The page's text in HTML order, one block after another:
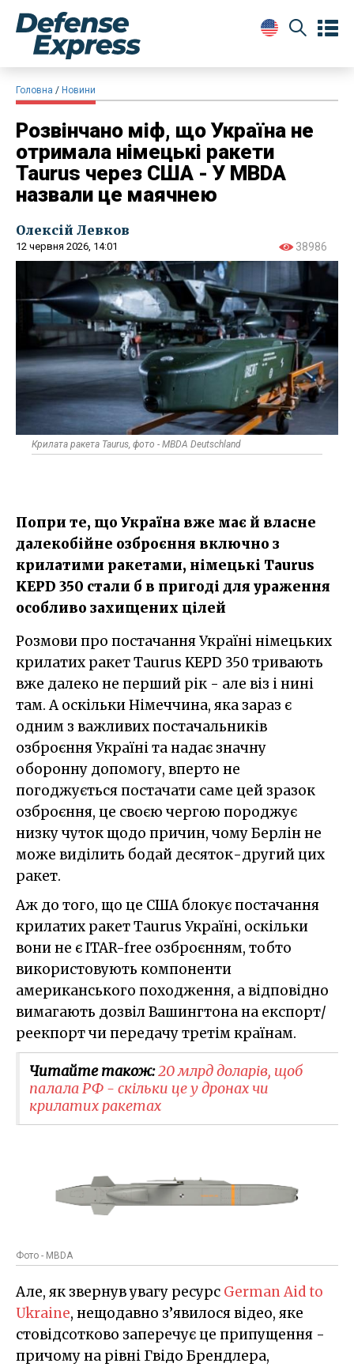
Головна Новини
Розвінчано міф, що Україна не
отримала німецькі ракети
Taurus через США - У MBDA
назвали це маячнею
Олексій Левков
12 червня 2026, 14:01 38986
Крилата ракета Taurus, фото - MBDA Deutschland
Попри те, що Україна вже має й власне
далекобійне озброєння включно з
крилатими ракетами, німецькі Taurus
KEPD 350 стали б в пригоді для ураження
особливо захищених цілей
Розмови про постачання Україні німецьких
крилатих ракет Taurus KEPD 350 тривають
вже далеко не перший рік - але віз і нині
там. А оскільки Німеччина, яка зараз є
одним з важливих постачальників
озброєння Україні та надає значну
оборонну допомогу, вперто не
погоджується постачати саме цей зразок
озброєння, це своєю чергою породжує
низку чуток щодо причин, чому Берлін не
може виділить бодай десяток-другий цих
ракет.
Аж до того, що це США блокує постачання
крилатих ракет Taurus Україні, оскільки
вони не є ITAR-free озброєнням, тобто
використовують компоненти
американського походження, а відповідно
вимагають дозвіл Вашингтона на експорт/
реекпорт чи передачу третім країнам.
Читайте також:20 млрд доларів, щоб
палала РФ - скільки це у дронах чи
крилатих ракетах
Фото - MBDA
Але, як звернув увагу ресурс German Aid to
Ukraine, нещодавно з’явилося відео, яке
стовідсотково заперечує це припущення -
причому на рівні Гвідо Брендлера,